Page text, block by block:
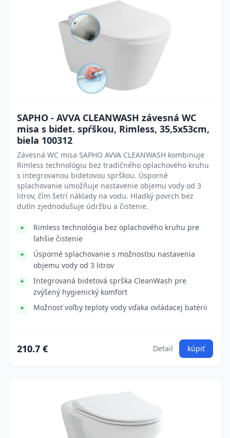
SAPHO - AVVA CLEANWASH závesná WC
misa s bidet. spŕškou, Rimless, 35,5x53cm,
biela 100312
Závesná WC misa SAPHO AVVA CLEANWASH kombinuje
Rimless technológiu bez tradičného oplachového kruhu
s integrovanou bidetovou sprškou. Úsporné
splachovanie umožňuje nastavenie objemu vody od 3
litrov, čím šetrí náklady na vodu. Hladký povrch bez
dutín zjednodušuje údržbu a čistenie.
Rimless technológia bez oplachového kruhu pre
ľahšie čistenie
Úsporné splachovanie s možnosťou nastavenia
objemu vody od 3 litrov
Integrovaná bidetová sprška CleanWash pre
zvýšený hygienický komfort
Možnosť voľby teploty vody vďaka ovládacej batérii
210.7 € Detail kúpiť